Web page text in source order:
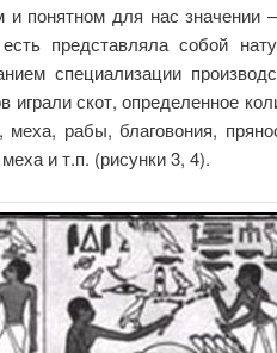
понятном для нас
представляла собой
специализации
скот, определенное
рабы, благовония,
и т.п. (рисунки 3, 4).